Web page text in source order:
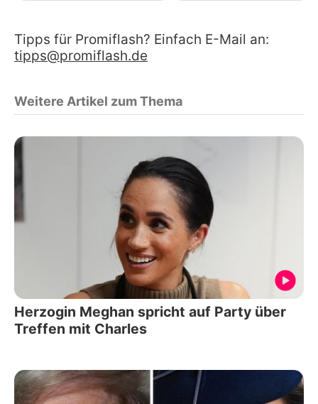
Tipps für Promiflash? Einfach E-Mail an:
tipps@promiflash.de
Weitere Artikel zum Thema
Herzogin Meghan spricht auf Party über
Treffen mit Charles